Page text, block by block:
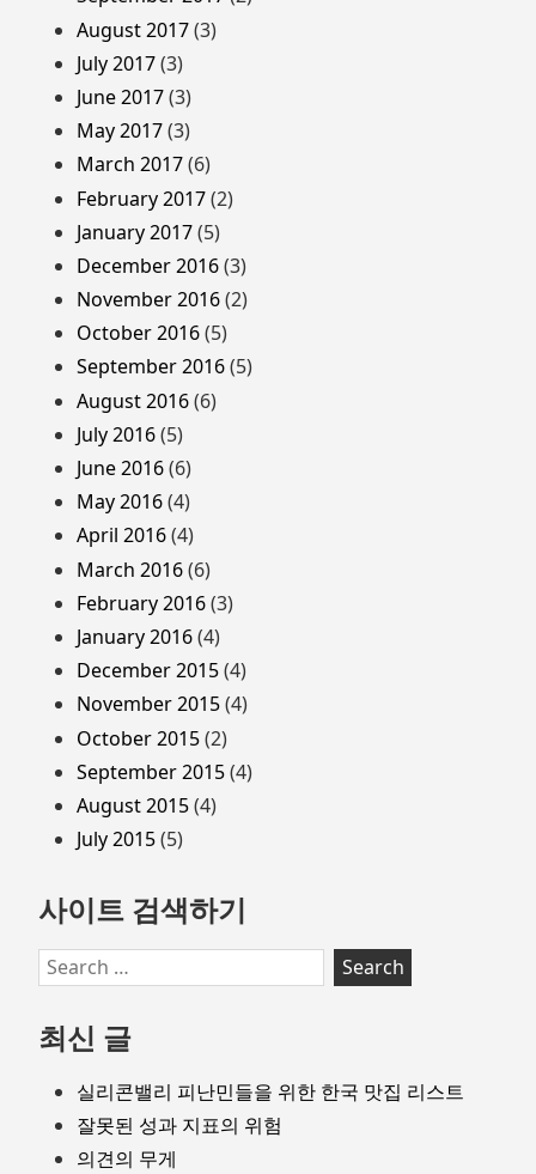
August 2017(3)
July 2017(3)
June 2017(3)
May 2017(3)
March 2017(6)
February 2017(2)
January 2017(5)
December 2016(3)
November 2016(2)
October 2016(5)
September 2016(5)
August 2016(6)
July 2016(5)
June 2016(6)
May 2016(4)
April 2016(4)
March 2016(6)
February 2016(3)
January 2016(4)
December 2015(4)
November 2015(4)
October 2015(2)
September 2015(4)
August 2015(4)
July 2015(5)
사이트 검색하기
Search
for:
최신 글
실리콘밸리 피난민들을 위한 한국 맛집 리스트
잘못된 성과 지표의 위험
의견의 무게